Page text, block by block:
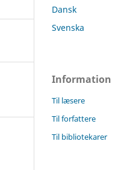
Dansk
Svenska
Information
Til læsere
Til forfattere
Til bibliotekarer